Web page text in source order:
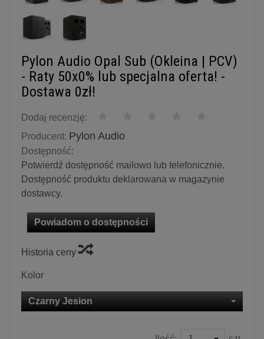
Pylon Audio Opal Sub (Okleina | PCV)
- Raty 50x0% lub specjalna oferta! -
Dostawa 0zł!
Dodaj recenzję:
Producent: Pylon Audio
Dostępność:
Potwierdź dostępność mailowo lub telefonicznie.
Dostępność produktu deklarowana w magazynie
dostawcy.
Powiadom o dostępności
Historia ceny
Kolor
Czarny Jesion